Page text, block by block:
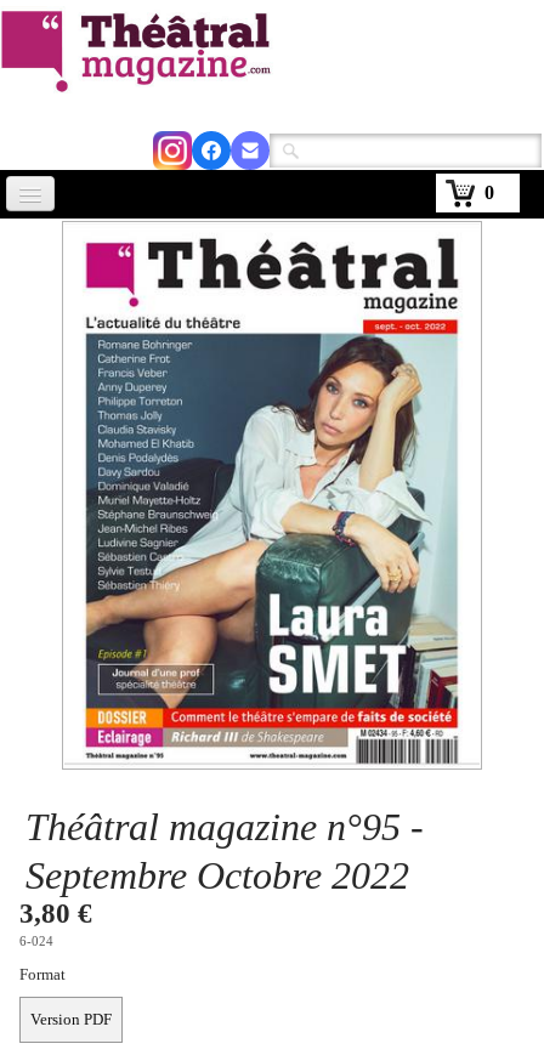
0
Avignon 2026
Abonnement▼
Se connecter
Théâtral magazine n°95 -
Septembre Octobre 2022
3,80 €
6-024
Format
Version PDF